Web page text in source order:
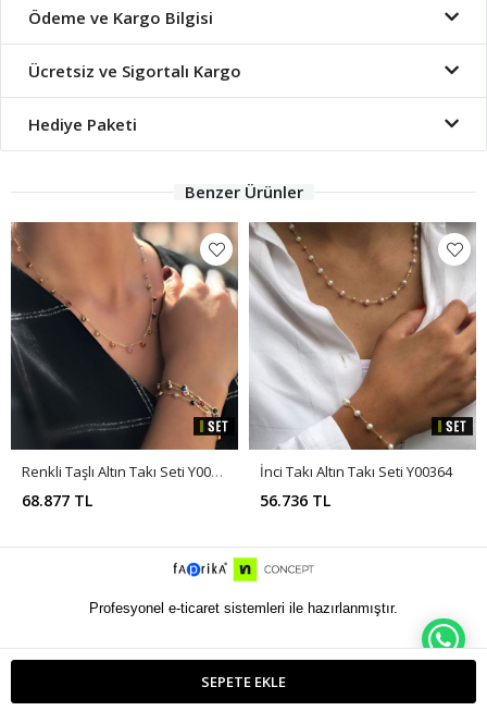
SEPETE EKLE
Ödeme ve Kargo Bilgisi
Ücretsiz ve Sigortalı Kargo
Hediye Paketi
Benzer Ürünler
Renkli Taşlı Altın Takı Seti Y00366
68.877 TL
İnci Takı Altın Takı Seti Y00364
56.736 TL
Profesyonel e-ticaret sistemleri ile hazırlanmıştır.
ETBIS